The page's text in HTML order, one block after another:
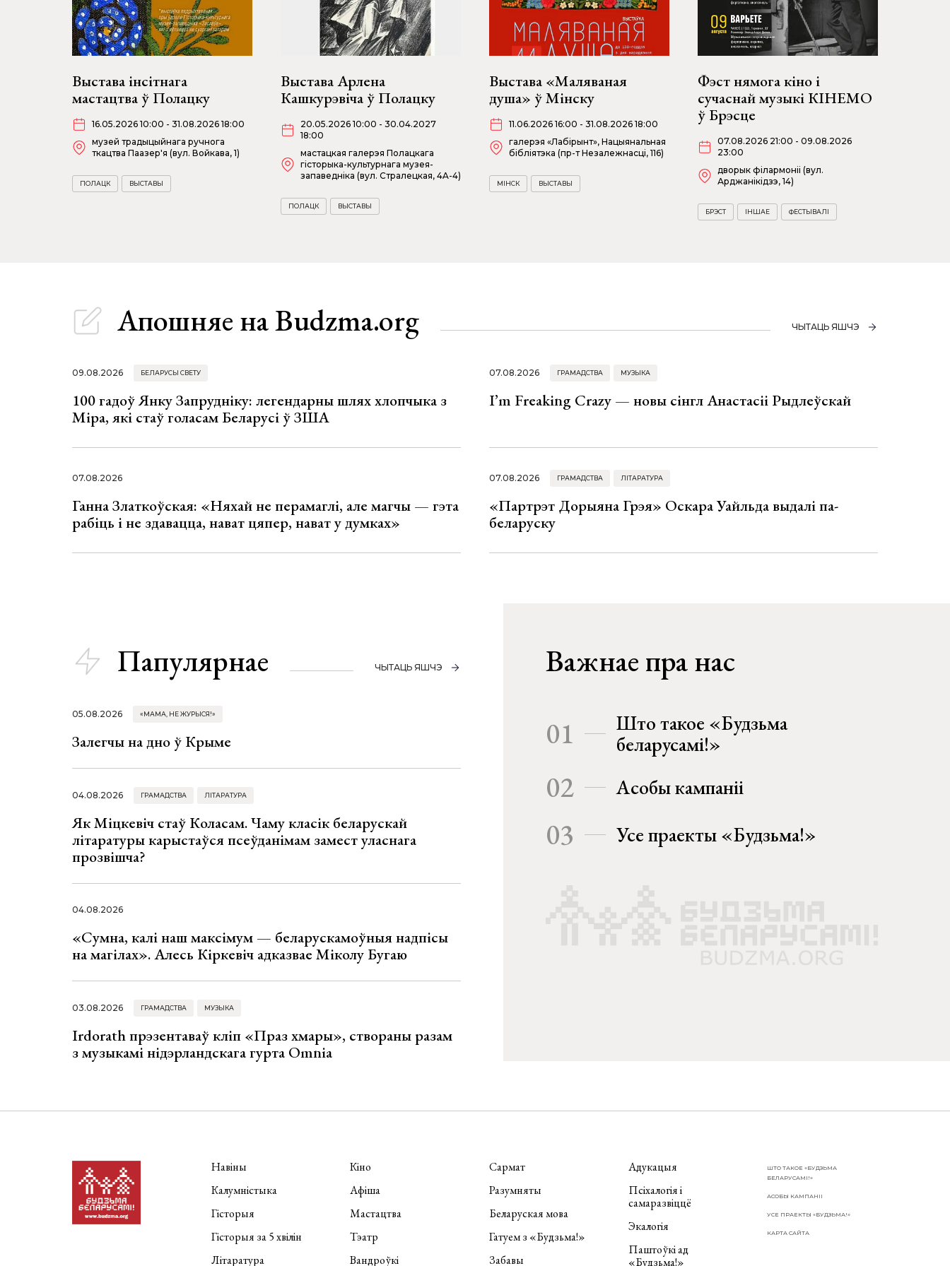
Выстава інсітнага
мастацтва ў Полацку
16.05.2026 10:00 - 31.08.2026 18:00
музей традыцыйнага ручнога
ткацтва Паазер'я (вул. Войкава, 1)
ПОЛАЦК ВЫСТАВЫ
Выстава Арлена
Кашкурэвіча ў Полацку
20.05.2026 10:00 - 30.04.2027
18:00
мастацкая галерэя Полацкага
гісторыка-культурнага музея-
запаведніка (вул. Стралецкая, 4A-4)
ПОЛАЦК ВЫСТАВЫ
Выстава «Маляваная
душа» ў Мінску
11.06.2026 16:00 - 31.08.2026 18:00
галерэя «Лабірынт», Нацыянальная
бібліятэка (пр-т Незалежнасці, 116)
МІНСК ВЫСТАВЫ
Фэст нямога кіно і
сучаснай музыкі КІНЕМО
ў Брэсце
07.08.2026 21:00 - 09.08.2026
23:00
дворык філармоніі (вул.
Арджанікідзэ, 14)
БРЭСТ ІНШАЕ ФЕСТЫВАЛІ
Апошняе на Budzma.org ЧЫТАЦЬ ЯШЧЭ
09.08.2026 БЕЛАРУСЫ СВЕТУ
100 гадоў Янку Запрудніку: легендарны шлях хлопчыка з
Міра, які стаў голасам Беларусі ў ЗША
07.08.2026 ГРАМАДСТВА МУЗЫКА
I’m Freaking Crazy — новы сінгл Анастасіі Рыдлеўскай
07.08.2026
Ганна Златкоўская: «Няхай не перамаглі, але магчы — гэта
рабіць і не здавацца, нават цяпер, нават у думках»
07.08.2026 ГРАМАДСТВА ЛІТАРАТУРА
«Партрэт Дорыяна Грэя» Оскара Уайльда выдалі па-
беларуску
Папулярнае ЧЫТАЦЬ ЯШЧЭ
05.08.2026 «МАМА, НЕ ЖУРЫСЯ!»
Залегчы на дно ў Крыме
04.08.2026 ГРАМАДСТВА ЛІТАРАТУРА
Як Міцкевіч стаў Коласам. Чаму класік беларускай
літаратуры карыстаўся псеўданімам замест уласнага
прозвішча?
04.08.2026
«Сумна, калі наш максімум — беларускамоўныя надпісы
на магілах». Алесь Кіркевіч адказвае Міколу Бугаю
03.08.2026 ГРАМАДСТВА МУЗЫКА
Irdorath прэзентаваў кліп «Праз хмары», створаны разам
з музыкамі нідэрландскага гурта Omnia
Важнае пра нас
01
Што такое «Будзьма
беларусамі!»
02 Асобы кампаніі
03 Усе праекты «Будзьма!»
Навіны
Калумністыка
Гісторыя
Гісторыя за 5 хвілін
Літаратура
Кіно
Афіша
Мастацтва
Тэатр
Вандроўкі
Сармат
Разумняты
Беларуская мова
Гатуем з «Будзьма!»
Забавы
Адукацыя
Псіхалогія і
самаразвіццё
Экалогія
Паштоўкі ад
«Будзьма!»
ШТО ТАКОЕ «БУДЗЬМА
БЕЛАРУСАМІ!»
АСОБЫ КАМПАНІІ
УСЕ ПРАЕКТЫ «БУДЗЬМА!»
КАРТА САЙТА